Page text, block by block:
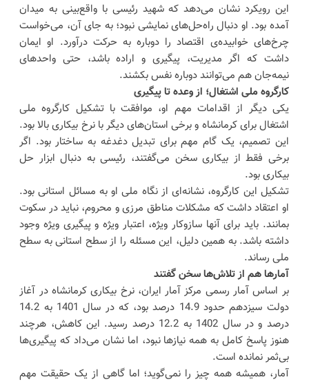
این رویکرد نشان می‌دهد که شهید رئیسی با واقع‌بینی به میدان
آمده بود. او دنبال راه‌حل‌های نمایشی نبود؛ به جای آن، می‌خواست
چرخ‌های خوابیده‌ی اقتصاد را دوباره به حرکت درآورد. او ایمان
داشت که اگر مدیریت، پیگیری و اراده باشد، حتی واحدهای
نیمه‌جان هم می‌توانند دوباره نفس بکشند.
کارگروه ملی اشتغال؛ از وعده تا پیگیری
یکی دیگر از اقدامات مهم او، موافقت با تشکیل کارگروه ملی
اشتغال برای کرمانشاه و برخی استان‌های دیگر با نرخ بیکاری بالا بود.
این تصمیم، یک گام مهم برای تبدیل دغدغه به ساختار بود. اگر
برخی فقط از بیکاری سخن می‌گفتند، رئیسی به دنبال ابزار حل
بیکاری بود.
تشکیل این کارگروه، نشانه‌ای از نگاه ملی او به مسائل استانی بود.
او اعتقاد داشت که مشکلات مناطق مرزی و محروم، نباید در سکوت
بمانند. باید برای آنها سازوکار ویژه، اعتبار ویژه و پیگیری ویژه وجود
داشته باشد. به همین دلیل، این مسئله را از سطح استانی به سطح
ملی رساند.
آمارها هم از تلاش‌ها سخن گفتند
بر اساس آمار رسمی مرکز آمار ایران، نرخ بیکاری کرمانشاه در آغاز
دولت سیزدهم حدود 14.9 درصد بود، که در سال 1401 به 14.2
درصد و در سال 1402 به 12.2 درصد رسید. این کاهش، هرچند
هنوز پاسخ کامل به همه‌ نیازها نبود، اما نشان می‌داد که پیگیری‌ها
بی‌ثمر نمانده است.
آمار، همیشه همه چیز را نمی‌گوید؛ اما گاهی از یک حقیقت مهم